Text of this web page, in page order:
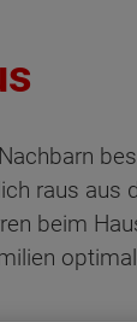
raus aus
beim